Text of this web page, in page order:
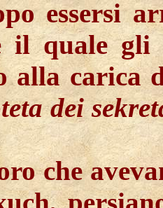
essersi
il quale gli
alla carica
dei
che